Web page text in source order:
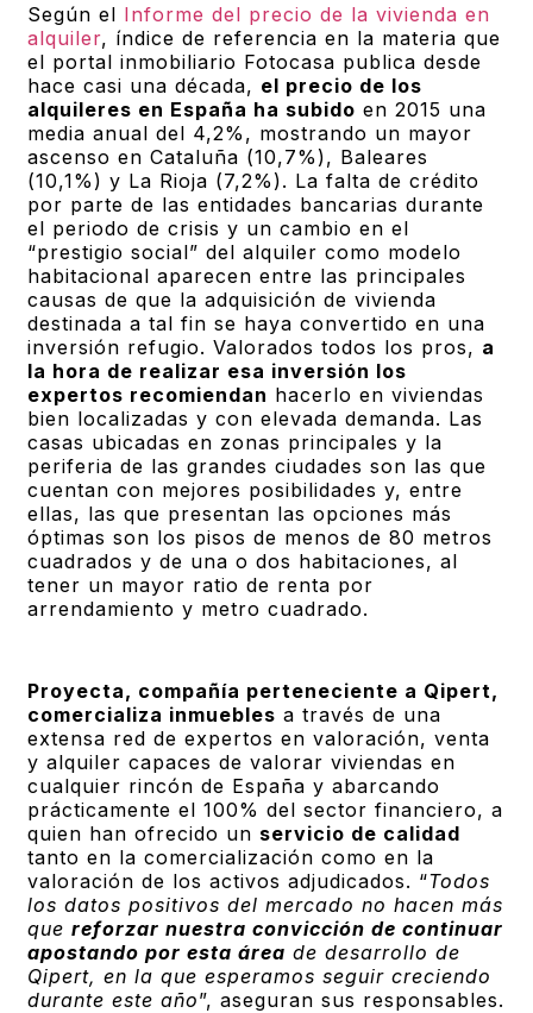
Según el Informe del precio de la vivienda en
alquiler, índice de referencia en la materia que
el portal inmobiliario Fotocasa publica desde
hace casi una década, el precio de los
alquileres en España ha subido en 2015 una
media anual del 4,2%, mostrando un mayor
ascenso en Cataluña (10,7%), Baleares
(10,1%) y La Rioja (7,2%). La falta de crédito
por parte de las entidades bancarias durante
el periodo de crisis y un cambio en el
“prestigio social” del alquiler como modelo
habitacional aparecen entre las principales
causas de que la adquisición de vivienda
destinada a tal fin se haya convertido en una
inversión refugio. Valorados todos los pros, a
la hora de realizar esa inversión los
expertos recomiendan hacerlo en viviendas
bien localizadas y con elevada demanda. Las
casas ubicadas en zonas principales y la
periferia de las grandes ciudades son las que
cuentan con mejores posibilidades y, entre
ellas, las que presentan las opciones más
óptimas son los pisos de menos de 80 metros
cuadrados y de una o dos habitaciones, al
tener un mayor ratio de renta por
arrendamiento y metro cuadrado.
Proyecta, compañía perteneciente a Qipert,
comercializa inmuebles a través de una
extensa red de expertos en valoración, venta
y alquiler capaces de valorar viviendas en
cualquier rincón de España y abarcando
prácticamente el 100% del sector financiero, a
quien han ofrecido un servicio de calidad
tanto en la comercialización como en la
valoración de los activos adjudicados. “Todos
los datos positivos del mercado no hacen más
quereforzar nuestra convicción de continuar
apostando por esta área de desarrollo de
Qipert, en la que esperamos seguir creciendo
durante este año”, aseguran sus responsables.